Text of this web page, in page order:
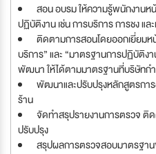
สอน อบรม ให้ความรู้พนักงานห
ปฏิบัติงาน เช่น การบริการ การชง แ
ติดตามการสอนโดยออกเยี่ยมห
บริการ” และ “มาตรฐานการปฏิบัติง
พัฒนา ให้ได้ตามมาตรฐานที่บริษัทก
พัฒนาและปรับปรุงหลักสูตรกา
ร้าน
จัดทำสรุปรายงานการตรวจ ติ
ปรับปรุง
สรุปผลการตรวจสอบมาตรฐา